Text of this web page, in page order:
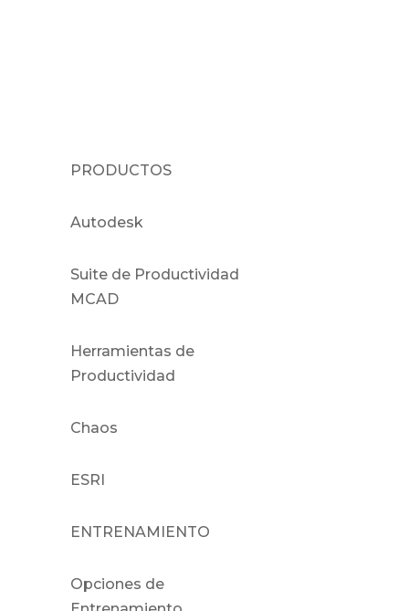
PRODUCTOS
Autodesk
Suite de Productividad
MCAD
Herramientas de
Productividad
Chaos
ESRI
ENTRENAMIENTO
Opciones de